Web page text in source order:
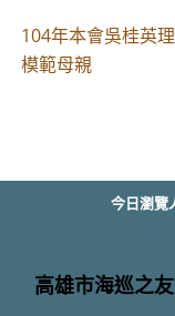
104年本會吳桂英
模範母親
今日瀏覽
高雄市海巡之